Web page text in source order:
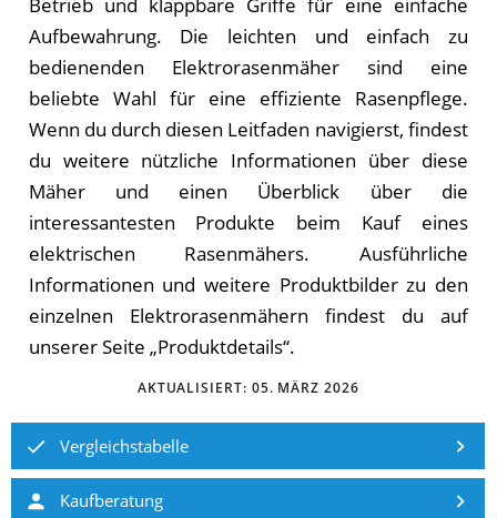
Aufbewahrung. Die leichten und einfach zu
bedienenden Elektrorasenmäher sind eine
beliebte Wahl für eine effiziente Rasenpflege.
Wenn du durch diesen Leitfaden navigierst, findest
du weitere nützliche Informationen über diese
Mäher und einen Überblick über die
interessantesten Produkte beim Kauf eines
elektrischen Rasenmähers. Ausführliche
Informationen und weitere Produktbilder zu den
einzelnen Elektrorasenmähern findest du auf
unserer Seite „Produktdetails“.
AKTUALISIERT: 05. MÄRZ 2026
Vergleichstabelle
Kaufberatung